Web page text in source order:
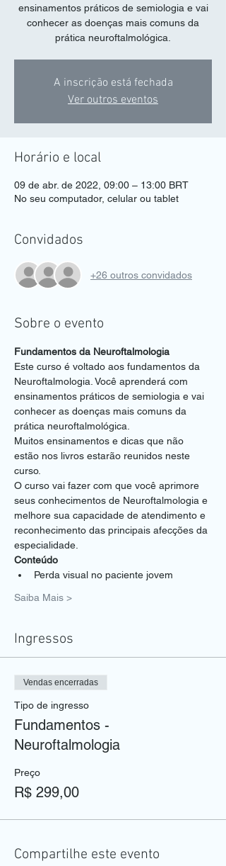
ensinamentos práticos de semiologia e vai
conhecer as doenças mais comuns da
prática neuroftalmológica.
A inscrição está fechada
Ver outros eventos
Horário e local
09 de abr. de 2022, 09:00 – 13:00 BRT
No seu computador, celular ou tablet
Convidados
+26 outros convidados
Sobre o evento
Fundamentos da Neuroftalmologia
Este curso é voltado aos fundamentos da
Neuroftalmologia. Você aprenderá com
ensinamentos práticos de semiologia e vai
conhecer as doenças mais comuns da
prática neuroftalmológica.
Muitos ensinamentos e dicas que não
estão nos livros estarão reunidos neste
curso.
O curso vai fazer com que você aprimore
seus conhecimentos de Neuroftalmologia e
melhore sua capacidade de atendimento e
reconhecimento das principais afecções da
especialidade.
Conteúdo
Perda visual no paciente jovem
Saiba Mais >
Ingressos
Vendas encerradas
Tipo de ingresso
Fundamentos -
Neuroftalmologia
Preço
R$ 299,00
Compartilhe este evento